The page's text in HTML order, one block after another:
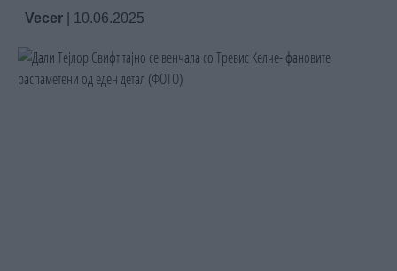
Vecer 10.06.2025